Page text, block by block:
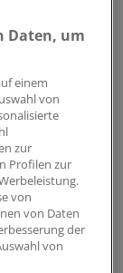
Prozent
bundesweit.
den Frauen –
Prozent.
Thüringen
in Berlin einen
früher mit
nicht
Daten, um
einem
von
zur
Profilen zur
von
von Daten
der
von